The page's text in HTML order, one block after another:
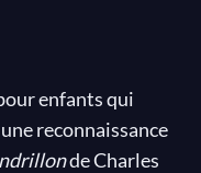
enfants qui
reconnaissance
de Charles